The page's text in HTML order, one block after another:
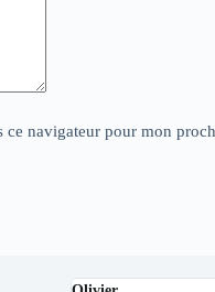
navigateur pour mon